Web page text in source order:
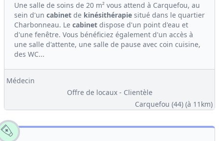
Une salle de soins de 20 m² vous attend à Carquefou, au
sein d'un cabinet de kinésithérapie situé dans le quartier
Charbonneau. Le cabinet dispose d'un point d'eau et
d'une fenêtre. Vous bénéficiez également d'un accès à
une salle d'attente, une salle de pause avec coin cuisine,
des WC...
Médecin
Offre de locaux - Clientèle
Carquefou (44) (à 11km)